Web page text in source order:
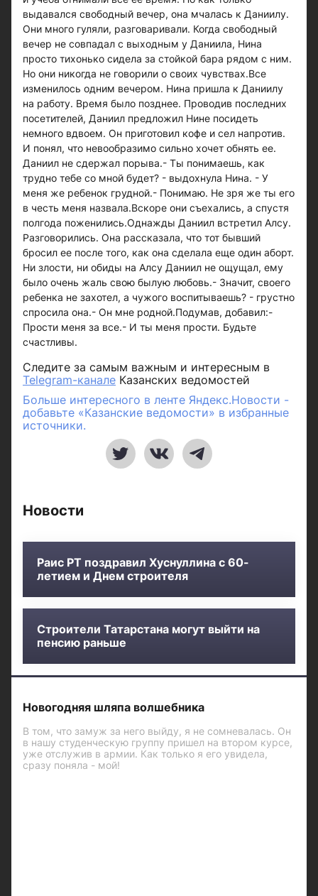
выдавался свободный вечер, она мчалась к Даниилу.
Они много гуляли, разговаривали. Когда свободный
вечер не совпадал с выходным у Даниила, Нина
просто тихонько сидела за стойкой бара рядом с ним.
Но они никогда не говорили о своих чувствах.Все
изменилось одним вечером. Нина пришла к Даниилу
на работу. Время было позднее. Проводив последних
посетителей, Даниил предложил Нине посидеть
немного вдвоем. Он приготовил кофе и сел напротив.
И понял, что невообразимо сильно хочет обнять ее.
Даниил не сдержал порыва.- Ты понимаешь, как
трудно тебе со мной будет? - выдохнула Нина. - У
меня же ребенок грудной.- Понимаю. Не зря же ты его
в честь меня назвала.Вскоре они съехались, а спустя
полгода поженились.Однажды Даниил встретил Алсу.
Разговорились. Она рассказала, что тот бывший
бросил ее после того, как она сделала еще один аборт.
Ни злости, ни обиды на Алсу Даниил не ощущал, ему
было очень жаль свою былую любовь.- Значит, своего
ребенка не захотел, а чужого воспитываешь? - грустно
спросила она.- Он мне родной.Подумав, добавил:-
Прости меня за все.- И ты меня прости. Будьте
счастливы.
Следите за самым важным и интересным в
Telegram-канале Казанских ведомостей
Больше интересного в ленте Яндекс.Новости -
добавьте «Казанские ведомости» в избранные
источники.
Новости
Раис РТ поздравил Хуснуллина с 60-
летием и Днем строителя
Строители Татарстана могут выйти на
пенсию раньше
Новогодняя шляпа волшебника
В том, что замуж за него выйду, я не сомневалась. Он
в нашу студенческую группу пришел на втором курсе,
уже отслужив в армии. Как только я его увидела,
сразу поняла - мой!